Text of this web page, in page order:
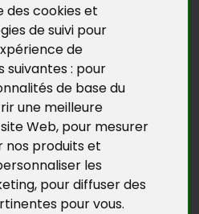
des cookies et
de suivi pour
de
suivantes : pour
de base du
une meilleure
Web, pour mesurer
produits et
les
, pour diffuser des
pour vous.
la fleur du